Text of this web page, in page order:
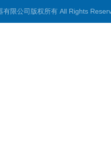
有限公司版权所有 All Rights